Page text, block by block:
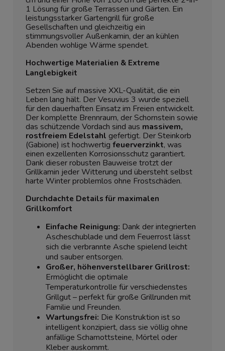
1 Lösung für große Terrassen und Gärten. Ein
leistungsstarker Gartengrill für große
Gesellschaften und gleichzeitig ein
stimmungsvoller Außenkamin, der an kühlen
Abenden wohlige Wärme spendet.
Hochwertige Materialien & Extreme
Langlebigkeit
Setzen Sie auf massive XXL-Qualität, die ein
Leben lang hält. Der Vesuvius 3 wurde speziell
für den dauerhaften Einsatz im Freien entwickelt.
Der komplette Brennraum, der Schornstein sowie
das schützende Vordach sind aus massivem,
rostfreiem Edelstahl gefertigt. Der Steinkorb
(Gabione) ist hochwertig feuerverzinkt, was
einen exzellenten Korrosionsschutz garantiert.
Dank dieser robusten Bauweise trotzt der
Grillkamin jeder Witterung und übersteht selbst
harte Winter problemlos ohne Frostschäden.
Durchdachte Details für maximalen
Grillkomfort
Einfache Reinigung: Dank der integrierten
Ascheschublade und dem Feuerrost lässt
sich die verbrannte Asche spielend leicht
und sauber entsorgen.
Großer, höhenverstellbarer Grillrost:
Ermöglicht die optimale
Temperaturkontrolle für verschiedenstes
Grillgut – perfekt für große Grillrunden mit
Familie und Freunden.
Wartungsfrei: Die Konstruktion ist so
intelligent konzipiert, dass sie völlig ohne
anfällige Schamottsteine, Mörtel oder
Kleber auskommt.